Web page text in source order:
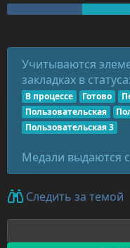
Учитываются
закладках в
В процессе Готово
Пользовательская
Пользовательская 3
Медали выдаются
Следить за темой